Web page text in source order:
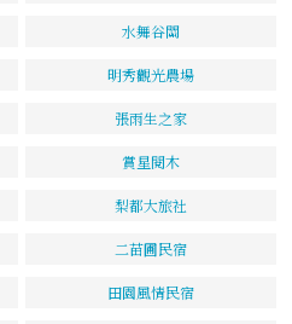
水舞谷關
明秀觀光農場
張雨生之家
賞星閱木
梨都大旅社
二苗圃民宿
田園風情民宿